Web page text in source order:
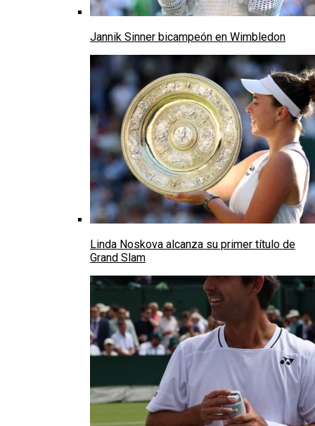
Jannik Sinner bicampeón en Wimbledon
Linda Noskova alcanza su primer título de
Grand Slam